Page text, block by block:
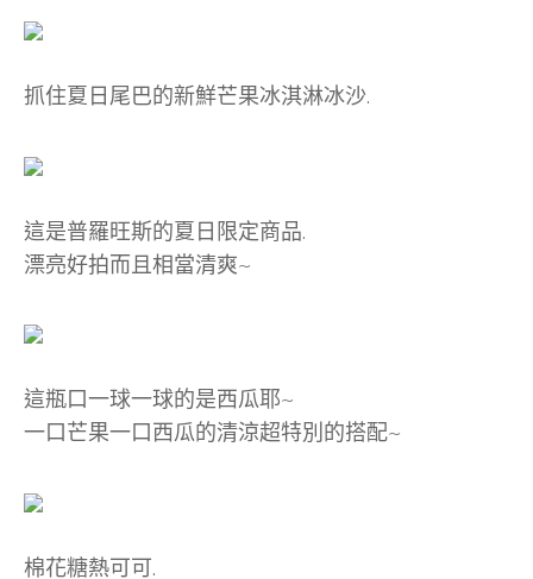
抓住夏日尾巴的新鮮芒果冰淇淋冰沙.
這是普羅旺斯的夏日限定商品.
漂亮好拍而且相當清爽~
這瓶口一球一球的是西瓜耶~
一口芒果一口西瓜的清涼超特別的搭配~
棉花糖熱可可.